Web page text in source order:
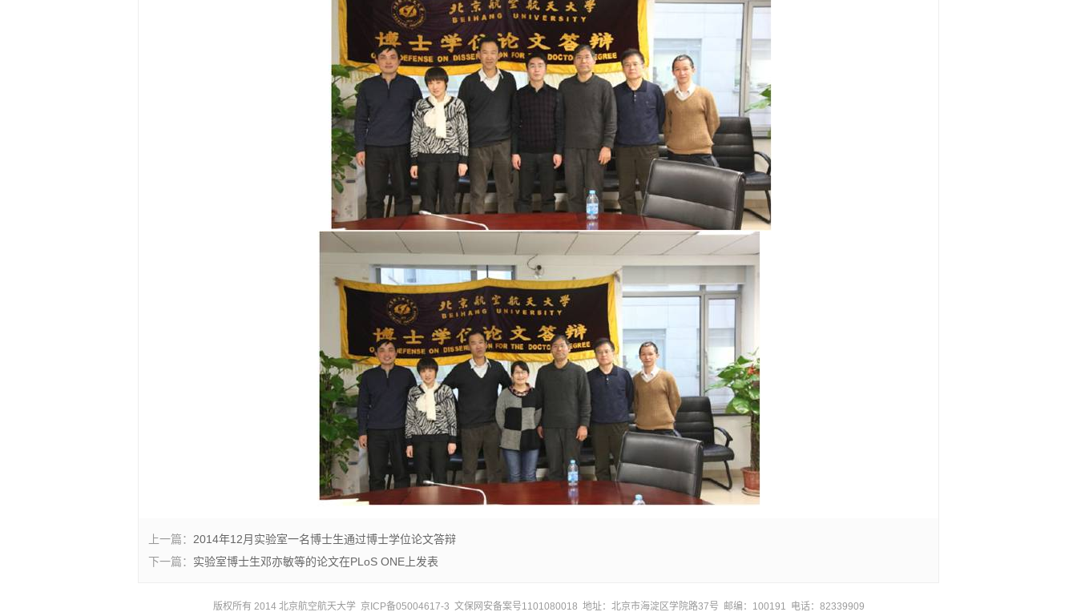
上一篇： 2014年12月实验室一名博士生通过博士学位论文答辩
下一篇： 实验室博士生邓亦敏等的论文在PLoS ONE上发表
版权所有 2014 北京航空航天大学 京ICP备05004617-3 文保网安备案号1101080018 地址：北京市海淀区学院路37号 邮编：100191 电话：82339909